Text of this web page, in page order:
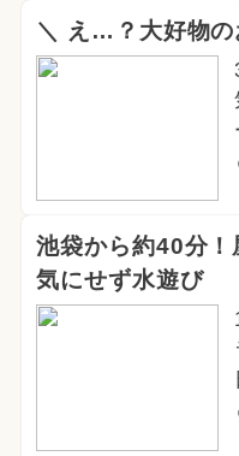
＼ え…？大好物
池袋から約40分！
気にせず水遊び